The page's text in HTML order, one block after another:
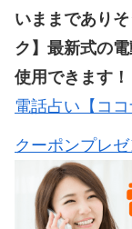
いままであり
ク】最新式の
使用できます！
電話占い【コ
クーポンプレ